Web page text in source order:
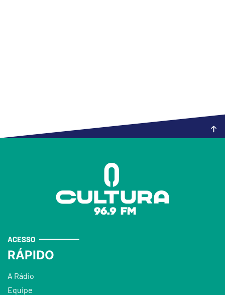
ACESSO
RÁPIDO
A Rádio
Equipe